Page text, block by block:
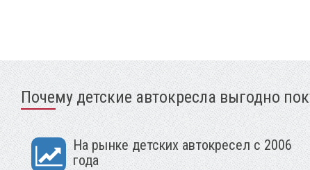
Почему детские автокресла выгодно
На рынке детских автокресел с 2006
года